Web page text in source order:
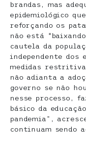
brandas, mas
epidemiológico
reforçando os
não está
cautela da
independente dos
medidas
não adianta a
governo se não
nesse processo,
básico da
pandemia”,
continuam sendo